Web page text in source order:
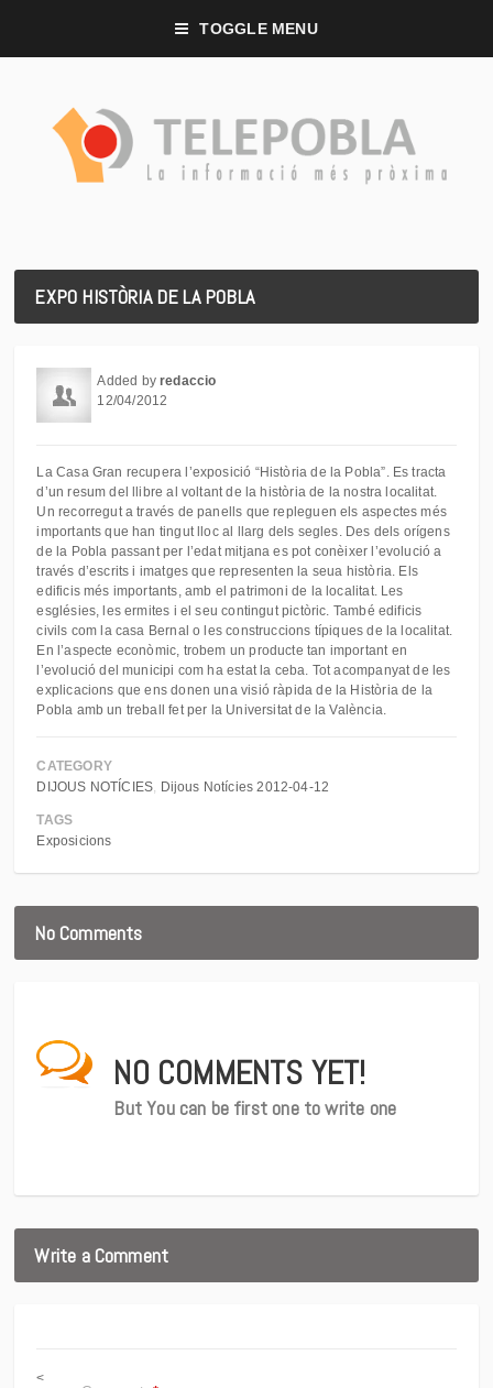
TOGGLE MENU
EXPO HISTÒRIA DE LA POBLA
Added byredaccio
12/04/2012
La Casa Gran recupera l’exposició “Història de la Pobla”. Es tracta
d’un resum del llibre al voltant de la història de la nostra localitat.
Un recorregut a través de panells que repleguen els aspectes més
importants que han tingut lloc al llarg dels segles. Des dels orígens
de la Pobla passant per l’edat mitjana es pot conèixer l’evolució a
través d’escrits i imatges que representen la seua història. Els
edificis més importants, amb el patrimoni de la localitat. Les
esglésies, les ermites i el seu contingut pictòric. També edificis
civils com la casa Bernal o les construccions típiques de la localitat.
En l’aspecte econòmic, trobem un producte tan important en
l’evolució del municipi com ha estat la ceba. Tot acompanyat de les
explicacions que ens donen una visió ràpida de la Història de la
Pobla amb un treball fet per la Universitat de la València.
CATEGORY
DIJOUS NOTÍCIES
Dijous Notícies 2012-04-12
TAGS
Exposicions
No Comments
NO COMMENTS YET!
But You can be first one to write one
Write a Comment
<